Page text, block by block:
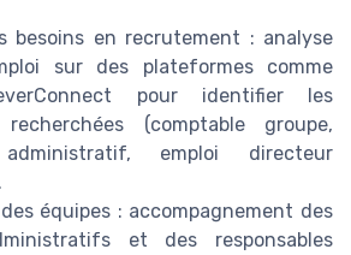
besoins en recrutement : analyse
sur des plateformes comme
pour identifier les
recherchées (comptable groupe,
administratif, emploi directeur
équipes : accompagnement des
et des responsables